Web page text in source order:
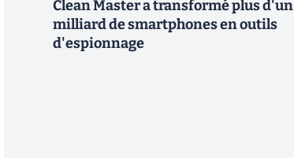
Clean Master a transformé plus d'un
milliard de smartphones en outils
d'espionnage